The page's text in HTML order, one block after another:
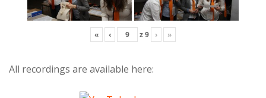
« ‹ z9 › »
All recordings are available here: